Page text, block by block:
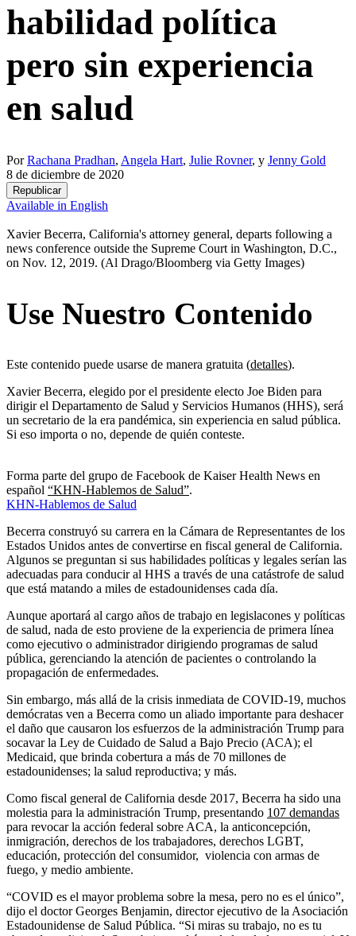
habilidad política
pero sin experiencia
en salud
PorRachana Pradhan, Angela Hart, Julie Rovner, y Jenny Gold
8 de diciembre de 2020
Republicar
Available in English
Xavier Becerra, California's attorney general, departs following a
news conference outside the Supreme Court in Washington, D.C.,
on Nov. 12, 2019. (Al Drago/Bloomberg via Getty Images)
Use Nuestro Contenido
Este contenido puede usarse de manera gratuita (detalles).
Xavier Becerra, elegido por el presidente electo Joe Biden para
dirigir el Departamento de Salud y Servicios Humanos (HHS), será
un secretario de la era pandémica, sin experiencia en salud pública.
Si eso importa o no, depende de quién conteste.
Forma parte del grupo de Facebook de Kaiser Health News en
español “KHN-Hablemos de Salud”.
KHN-Hablemos de Salud
Becerra construyó su carrera en la Cámara de Representantes de los
Estados Unidos antes de convertirse en fiscal general de California.
Algunos se preguntan si sus habilidades políticas y legales serían las
adecuadas para conducir al HHS a través de una catástrofe de salud
que está matando a miles de estadounidenses cada día.
Aunque aportará al cargo años de trabajo en legislacones y políticas
de salud, nada de esto proviene de la experiencia de primera línea
como ejecutivo o administrador dirigiendo programas de salud
pública, gerenciando la atención de pacientes o controlando la
propagación de enfermedades.
Sin embargo, más allá de la crisis inmediata de COVID-19, muchos
demócratas ven a Becerra como un aliado importante para deshacer
el daño que causaron los esfuerzos de la administración Trump para
socavar la Ley de Cuidado de Salud a Bajo Precio (ACA); el
Medicaid, que brinda cobertura a más de 70 millones de
estadounidenses; la salud reproductiva; y más.
Como fiscal general de California desde 2017, Becerra ha sido una
molestia para la administración Trump, presentando 107 demandas
para revocar la acción federal sobre ACA, la anticoncepción,
inmigración, derechos de los trabajadores, derechos LGBT,
educación, protección del consumidor, violencia con armas de
fuego, y medio ambiente.
“COVID es el mayor problema sobre la mesa, pero no es el único”,
dijo el doctor Georges Benjamin, director ejecutivo de la Asociación
Estadounidense de Salud Pública. “Si miras su trabajo, no es tu